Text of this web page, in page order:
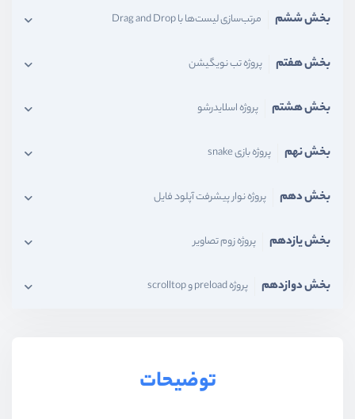
بخش ششم مرتب‌سازی لیست‌ها با Drag and Drop
بخش هفتم پروژه تب نویگیشن
بخش هشتم پروژه اسلایدرشو
بخش نهم پروژه بازی snake
بخش دهم پروژه نوار پیشرفت آپلود فایل
بخش یازدهم پروژه زوم تصاویر
بخش دوازدهم پروژه preload و scrolltop
توضیحات